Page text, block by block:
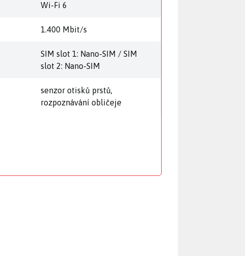
Wi-Fi 6
1.400 Mbit/s
SIM slot 1: Nano-SIM / SIM
slot 2: Nano-SIM
senzor otisků prstů,
rozpoznávání obličeje